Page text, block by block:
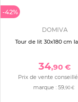
-42%
DOMIVA
Tour de lit 30x180 cm
34,90 €
Prix de vente
marque : 59,90 €